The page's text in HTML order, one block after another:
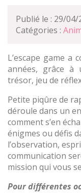
Publié le : 29/04/
Catégories :
L’escape game a
années, grâce à
trésor, jeu de
Petite piqûre de
déroule dans un
comment s’en
énigmes ou défis
l’observation,
communication
mission qui vous
Pour différentes